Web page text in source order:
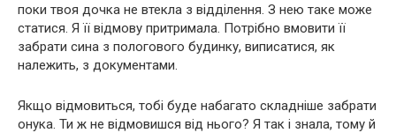
поки твоя дочка не втекла з відділення. З нею таке може
статися. Я її відмову притримала. Потрібно вмовити її
забрати сина з пологового будинку, виписатися, як
належить, з документами.
Якщо відмовиться, тобі буде набагато складніше забрати
онука. Ти ж не відмовишся від нього? Я так і знала, тому й